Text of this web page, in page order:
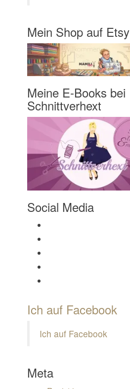
Mein Shop auf Etsy
Meine E-Books bei
Schnittverhext
Social Media
Ich auf Facebook
Ich auf Facebook
Meta